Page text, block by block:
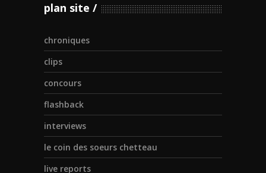
plan site
chroniques
clips
concours
flashback
interviews
le coin des soeurs chetteau
live reports